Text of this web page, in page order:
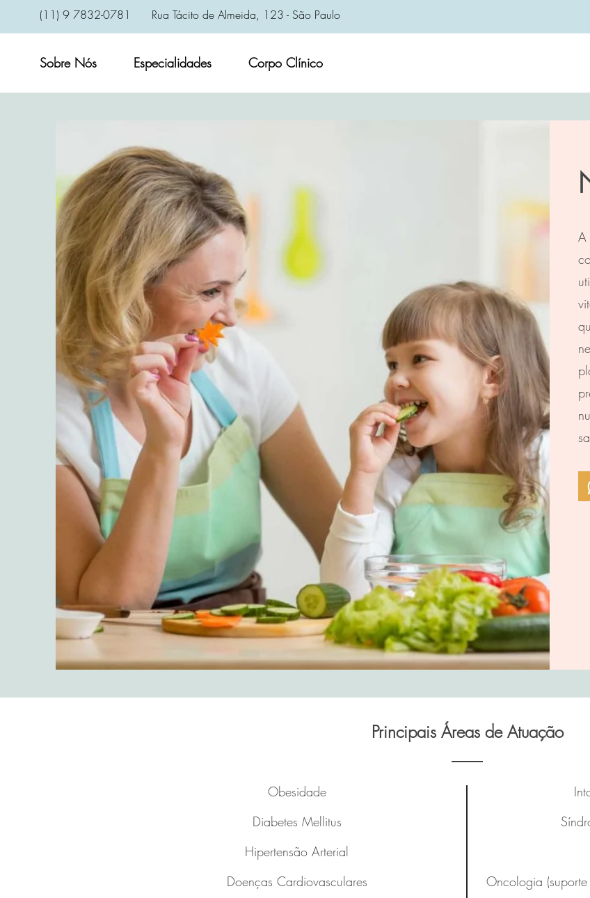
(11) 9 7832-0781 Rua Tácito de Almeida, 123 - São Paulo
Sobre Nós Especialidades Corpo Clínico
A
Principais Áreas de Atuação
Obesidade
Diabetes Mellitus
Hipertensão Arterial
Doenças Cardiovasculares
Oncologia